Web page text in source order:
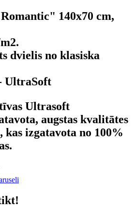
140x70 cm,
dvielis no klasiska
UltraSoft
Ultrasoft
augstas kvalitātes
izgatavota no 100%